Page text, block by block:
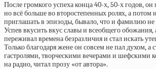
После громкого успеха конца 40-х, 50-х годов,
но всё больше во второстепенных ролях, а потом
приглашать в эпизоды, бывало, что и фамилию
Успев вкусить вкус славы и всеобщего обожания,
переживал времена безразличия и стал искать
Только благодаря жене он совсем не пал духом, а
гастролями, творческими вечерами и шефскими
на радио, читал прозу «от автора».